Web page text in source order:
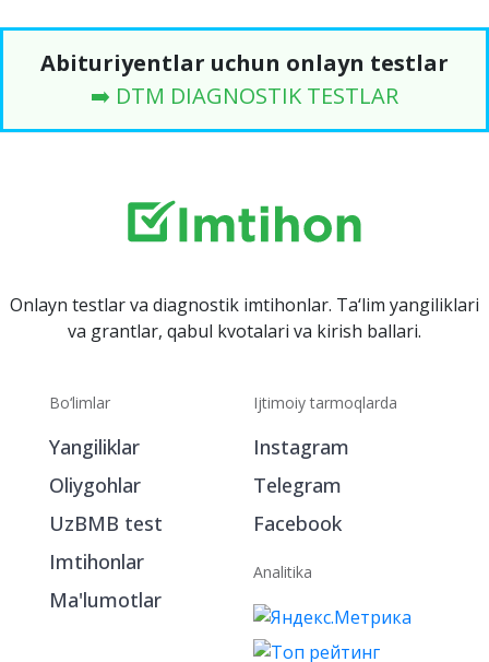
Abituriyentlar uchun onlayn testlar
➡️ DTM DIAGNOSTIK TESTLAR
Onlayn testlar va diagnostik imtihonlar. Ta‘lim yangiliklari
va grantlar, qabul kvotalari va kirish ballari.
Bo‘limlar
Yangiliklar
Oliygohlar
UzBMB test
Imtihonlar
Ma'lumotlar
Ijtimoiy tarmoqlarda
Instagram
Telegram
Facebook
Analitika